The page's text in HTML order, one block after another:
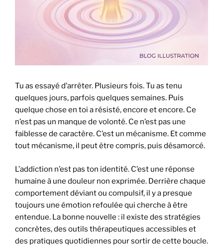
Tu as essayé d’arrêter. Plusieurs fois. Tu as tenu
quelques jours, parfois quelques semaines. Puis
quelque chose en toi a résisté, encore et encore. Ce
n’est pas un manque de volonté. Ce n’est pas une
faiblesse de caractère. C’est un mécanisme. Et comme
tout mécanisme, il peut être compris, puis désamorcé.
L’addiction n’est pas ton identité. C’est une réponse
humaine à une douleur non exprimée. Derrière chaque
comportement déviant ou compulsif, il y a presque
toujours une émotion refoulée qui cherche à être
entendue. La bonne nouvelle : il existe des stratégies
concrètes, des outils thérapeutiques accessibles et
des pratiques quotidiennes pour sortir de cette boucle.